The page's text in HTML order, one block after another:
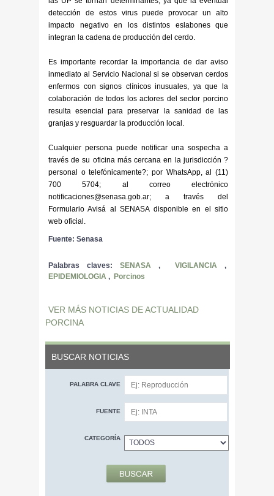
detección de estos virus puede provocar un alto
impacto negativo en los distintos eslabones que
integran la cadena de producción del cerdo.
Es importante recordar la importancia de dar aviso
inmediato al Servicio Nacional si se observan cerdos
enfermos con signos clínicos inusuales, ya que la
colaboración de todos los actores del sector porcino
resulta esencial para preservar la sanidad de las
granjas y resguardar la producción local.
Cualquier persona puede notificar una sospecha a
través de su oficina más cercana en la jurisdicción ?
personal o telefónicamente?; por WhatsApp, al (11)
700 5704; al correo electrónico
notificaciones@senasa.gob.ar; a través del
Formulario Avisá al SENASA disponible en el sitio
web oficial.
Fuente: Senasa
Palabras claves: SENASA , VIGILANCIA ,
EPIDEMIOLOGIA , Porcinos
VER MÁS NOTICIAS DE ACTUALIDAD
PORCINA
BUSCAR NOTICIAS
PALABRA CLAVE
FUENTE
CATEGORÍA